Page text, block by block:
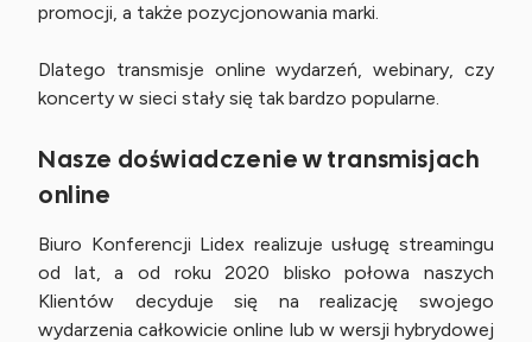
promocji, a także pozycjonowania marki.
Dlatego transmisje online wydarzeń, webinary, czy
koncerty w sieci stały się tak bardzo popularne.
Nasze doświadczenie w transmisjach
online
Biuro Konferencji Lidex realizuje usługę streamingu
od lat, a od roku 2020 blisko połowa naszych
Klientów decyduje się na realizację swojego
wydarzenia całkowicie online lub w wersji hybrydowej